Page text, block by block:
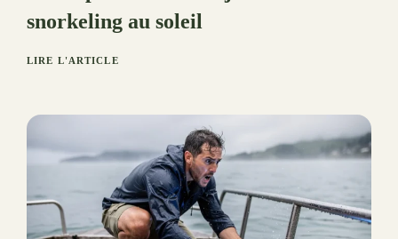
snorkeling au soleil
LIRE L'ARTICLE